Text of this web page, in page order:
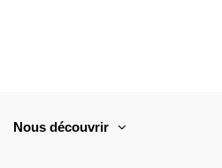
Nous découvrir